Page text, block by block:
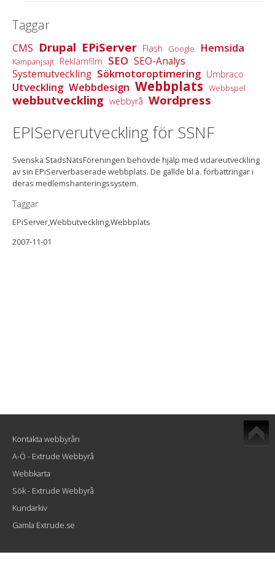
Taggar
CMS Drupal EPiServer Flash Google Hemsida
Kampanjsajt Reklamfilm SEO SEO-Analys
Systemutveckling Sökmotoroptimering Umbraco
Utveckling Webbdesign Webbplats Webbspel
webbutveckling webbyrå Wordpress
EPIServerutveckling för SSNF
Svenska StadsNätsFöreningen behövde hjälp med vidareutveckling
av sin EPiServerbaserade webbplats. De gällde bl.a. förbättringar i
deras medlemshanteringssystem.
Taggar
EPiServer,Webbutveckling,Webbplats
2007-11-01
Kontakta webbyrån
A-Ö - Extrude Webbyrå
Webbkarta
Sök - Extrude Webbyrå
Kundarkiv
Gamla Extrude.se